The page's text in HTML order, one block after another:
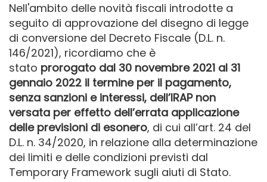
Nell'ambito delle novità fiscali introdotte a
seguito di approvazione del disegno di legge
di conversione del Decreto Fiscale (D.L. n.
146/2021), ricordiamo che è
stato prorogato dal 30 novembre 2021 al 31
gennaio 2022 il termine per il pagamento,
senza sanzioni e interessi, dell’IRAP non
versata per effetto dell’errata applicazione
delle previsioni di esonero, di cui all’art. 24 del
D.L. n. 34/2020, in relazione alla determinazione
dei limiti e delle condizioni previsti dal
Temporary Framework sugli aiuti di Stato.